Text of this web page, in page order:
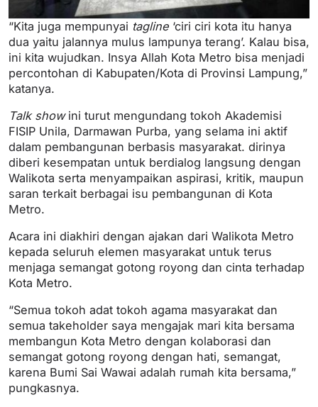
“Kita juga mempunyai tagline ‘ciri ciri kota itu hanya
dua yaitu jalannya mulus lampunya terang’. Kalau bisa,
ini kita wujudkan. Insya Allah Kota Metro bisa menjadi
percontohan di Kabupaten/Kota di Provinsi Lampung,”
katanya.
Talk showini turut mengundang tokoh Akademisi
FISIP Unila, Darmawan Purba, yang selama ini aktif
dalam pembangunan berbasis masyarakat. dirinya
diberi kesempatan untuk berdialog langsung dengan
Walikota serta menyampaikan aspirasi, kritik, maupun
saran terkait berbagai isu pembangunan di Kota
Metro.
Acara ini diakhiri dengan ajakan dari Walikota Metro
kepada seluruh elemen masyarakat untuk terus
menjaga semangat gotong royong dan cinta terhadap
Kota Metro.
“Semua tokoh adat tokoh agama masyarakat dan
semua takeholder saya mengajak mari kita bersama
membangun Kota Metro dengan kolaborasi dan
semangat gotong royong dengan hati, semangat,
karena Bumi Sai Wawai adalah rumah kita bersama,”
pungkasnya.